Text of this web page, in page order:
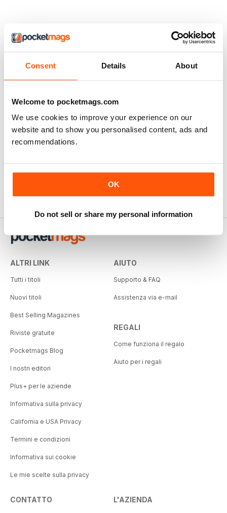
Consent Details About
Welcome to pocketmags.com
We use cookies to improve your experience on our
website and to show you personalised content, ads and
recommendations.
OK
Do not sell or share my personal information
ALTRI LINK
Tutti i titoli
Nuovi titoli
Best Selling Magazines
Riviste gratuite
Pocketmags Blog
I nostri editori
Plus+ per le aziende
Informativa sulla privacy
California e USA Privacy
Termini e condizioni
Informativa sui cookie
Le mie scelte sulla privacy
AIUTO
Supporto & FAQ
Assistenza via e-mail
REGALI
Come funziona il regalo
Aiuto per i regali
CONTATTO L'AZIENDA